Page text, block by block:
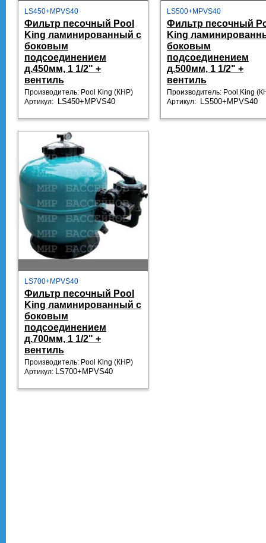
LS450+MPVS40
Фильтр песочный Pool
King ламинированный с
боковым
подсоединением
д.450мм, 1 1/2" +
вентиль
Производитель: Pool King (КНР)
Артикул:
LS450+MPVS40
LS500+MPVS40
Фильтр песочный
King
боковым
подсоединением
д.500мм, 1 1/2" +
вентиль
Производитель: Pool King
Артикул:
LS500+MPVS40
LS700+MPVS40
Фильтр песочный Pool
King ламинированный с
боковым
подсоединением
д.700мм, 1 1/2" +
вентиль
Производитель: Pool King (КНР)
Артикул:
LS700+MPVS40